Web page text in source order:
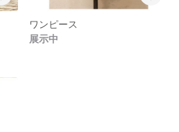
ワンピース
展示中